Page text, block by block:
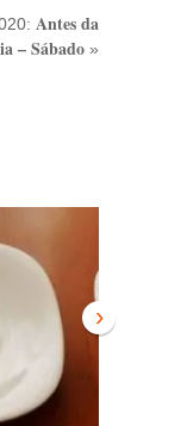
Antes da
– Sábado »
›